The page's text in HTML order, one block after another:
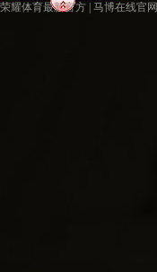
荣耀体育最新官方 马博在线官网